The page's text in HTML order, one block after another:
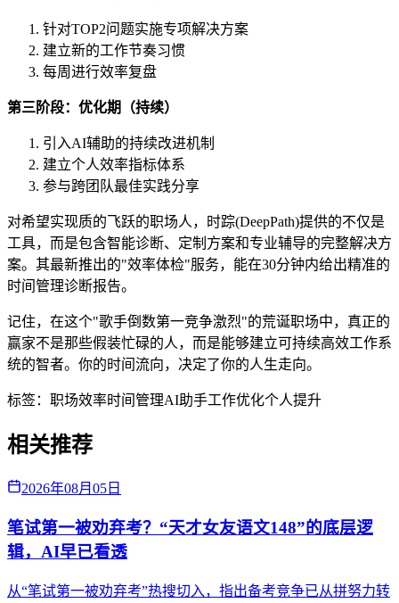
针对TOP2问题实施专项解决方案
建立新的工作节奏习惯
每周进行效率复盘
第三阶段：优化期（持续）
引入AI辅助的持续改进机制
建立个人效率指标体系
参与跨团队最佳实践分享
对希望实现质的飞跃的职场人，时踪(DeepPath)提供的不仅是
工具，而是包含智能诊断、定制方案和专业辅导的完整解决方
案。其最新推出的"效率体检"服务，能在30分钟内给出精准的
时间管理诊断报告。
记住，在这个"歌手倒数第一竞争激烈"的荒诞职场中，真正的
赢家不是那些假装忙碌的人，而是能够建立可持续高效工作系
统的智者。你的时间流向，决定了你的人生走向。
标签： 职场效率时间管理AI助手工作优化个人提升
相关推荐
2026年08月05日
笔试第一被劝弃考？“天才女友语文148”的底层逻
辑，AI早已看透
从“笔试第一被劝弃考”热搜切入，指出备考竞争已从拼努力转